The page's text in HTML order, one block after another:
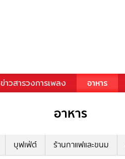
ข่าวสารวงการเพลง อาหาร
อาหาร
บุฟเฟ่ต์ ร้านกาแฟและขนม